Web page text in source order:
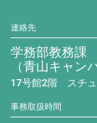
連絡先
学務部教務課
（青山キャン
17号館2階 スチュ
事務取扱時間